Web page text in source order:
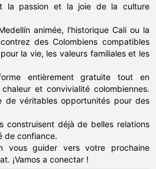
la passion et la joie de la culture
animée, l'historique Cali ou la
des Colombiens compatibles
la vie, les valeurs familiales et les
entièrement gratuite tout en
et convivialité colombiennes.
de véritables opportunités pour des
construisent déjà de belles relations
de confiance.
vous guider vers votre prochaine
¡Vamos a conectar !